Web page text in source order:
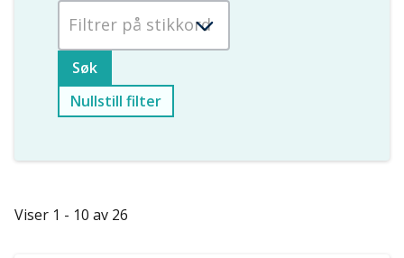
Nullstill filter
Viser 1 - 10 av 26